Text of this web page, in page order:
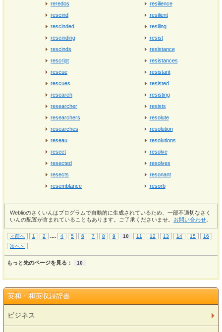
reredos
rescind
rescinded
rescinding
rescinds
rescript
rescue
rescues
research
researcher
researchers
researches
reseau
resect
resected
resects
resemblance
resilience
resilient
resiling
resist
resistance
resistances
resistant
resisted
resisting
resists
resolute
resolution
resolutions
resolve
resolves
resonant
resorb
Weblioのさくいんはプログラムで自動的に生成されているため、一部不適切なさく
いんの配置が含まれていることもあります。ご了承くださいませ。 お問い合わせ
＜前へ 1 2 .... 4 5 6 7 8 9 10 11 12 13 14 15
16
次へ＞
もっと先のページを見る： 10
英和・和英収録辞書
ビジネス